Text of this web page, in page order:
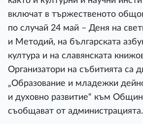
включат в тържественото
по случай 24 май – Деня на
и Методий, на българската
култура и на славянската
Организатори на събитията са
„Образование и младежки
и духовно развитие“ към
съобщават от администрацията.